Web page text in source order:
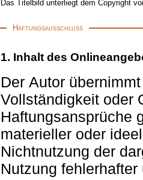
Das Titelbild unterliegt dem Copyright
Haftungsausschluss
1. Inhalt des
Der Autor
Vollständigkeit oder Qualität der
Haftungsansprüche
materieller oder ideeller Art beziehen, die durch die Nutzung oder
Nichtnutzung der
Nutzung